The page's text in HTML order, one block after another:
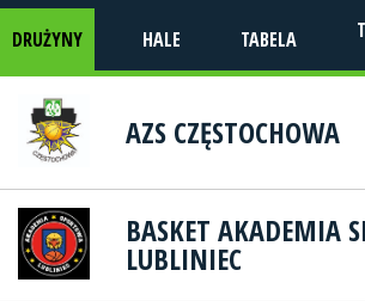
DRUŻYNY HALE TABELA
AZS CZĘSTOCHOWA
BASKET AKADEMIA
LUBLINIEC